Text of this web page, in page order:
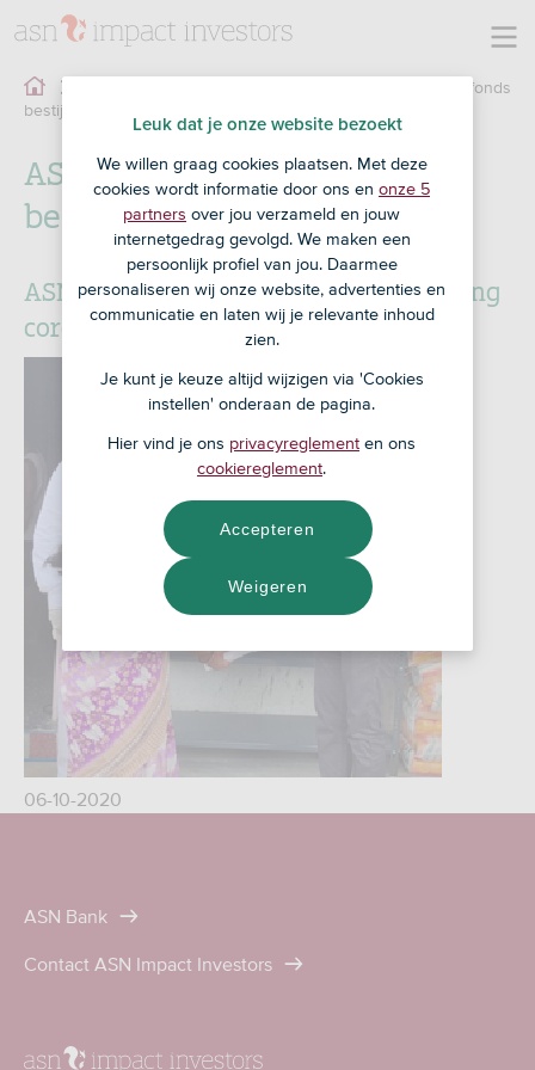
ASN Novib Microkredietfonds
bestijding corona
ASN Novib Microkredietfonds
bestijding corona
ASN Novib Microkredietfonds bestijding
corona
06-10-2020
ASN Bank
Contact ASN Impact Investors
Leuk dat je onze website bezoekt
We willen graag cookies plaatsen. Met deze
cookies wordt informatie door ons en onze 5
partners over jou verzameld en jouw
internetgedrag gevolgd. We maken een
persoonlijk profiel van jou. Daarmee
personaliseren wij onze website, advertenties en
communicatie en laten wij je relevante inhoud
zien.
Je kunt je keuze altijd wijzigen via 'Cookies
instellen' onderaan de pagina.
Hier vind je ons privacyreglement en ons
cookiereglement.
Weigeren
Accepteren